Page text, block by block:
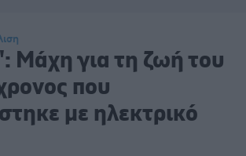
Μάχη για τη ζωή του
που
με ηλεκτρικό